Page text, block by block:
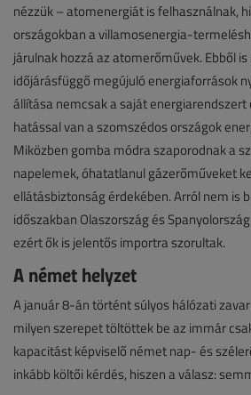
nézzük – atomenergiát is felhasználnak,
országokban a villamosenergia-
járulnak hozzá az atomerőművek. Ebből is
időjárásfüggő megújuló energiaforrások
állítása nemcsak a saját energiarendszert
hatással van a szomszédos országok
Miközben gomba módra szaporodnak a
napelemek, óhatatlanul gázerőműveket
ellátásbiztonság érdekében. Arról nem is
időszakban Olaszország és
ezért ők is jelentős importra szorultak.
A német helyzet
A január 8-án történt súlyos hálózati
milyen szerepet töltöttek be az immár
kapacitást képviselő német nap- és
inkább költői kérdés, hiszen a válasz: